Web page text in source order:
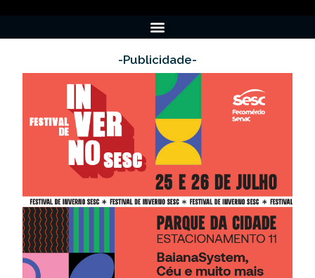
-Publicidade-